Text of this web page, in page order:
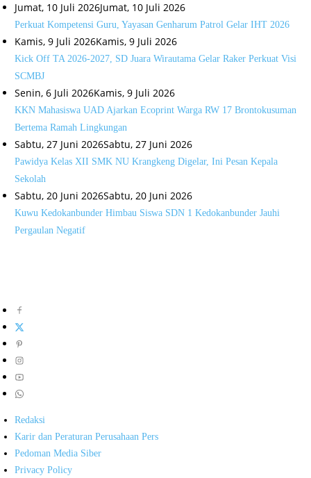
Jumat, 10 Juli 2026Jumat, 10 Juli 2026
Perkuat Kompetensi Guru, Yayasan Genharum Patrol Gelar IHT 2026
Kamis, 9 Juli 2026Kamis, 9 Juli 2026
Kick Off TA 2026-2027, SD Juara Wirautama Gelar Raker Perkuat Visi
SCMBJ
Senin, 6 Juli 2026Kamis, 9 Juli 2026
KKN Mahasiswa UAD Ajarkan Ecoprint Warga RW 17 Brontokusuman
Bertema Ramah Lingkungan
Sabtu, 27 Juni 2026Sabtu, 27 Juni 2026
Pawidya Kelas XII SMK NU Krangkeng Digelar, Ini Pesan Kepala
Sekolah
Sabtu, 20 Juni 2026Sabtu, 20 Juni 2026
Kuwu Kedokanbunder Himbau Siswa SDN 1 Kedokanbunder Jauhi
Pergaulan Negatif
Redaksi
Karir dan Peraturan Perusahaan Pers
Pedoman Media Siber
Privacy Policy